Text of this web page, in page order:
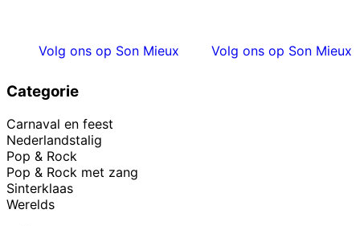
Volg ons op Son Mieux Volg ons op Son Mieux
Categorie
Carnaval en feest
Nederlandstalig
Pop & Rock
Pop & Rock met zang
Sinterklaas
Werelds